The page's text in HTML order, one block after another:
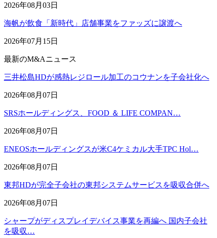
2026年08月03日
海帆が飲食「新時代」店舗事業をファッズに譲渡へ
2026年07月15日
最新のM&Aニュース
三井松島HDが感熱レジロール加工のコウナンを子会社化へ
2026年08月07日
SRSホールディングス、FOOD ＆ LIFE COMPAN…
2026年08月07日
ENEOSホールディングスが米C4ケミカル大手TPC Hol…
2026年08月07日
東邦HDが完全子会社の東邦システムサービスを吸収合併へ
2026年08月07日
シャープがディスプレイデバイス事業を再編へ 国内子会社
を吸収…